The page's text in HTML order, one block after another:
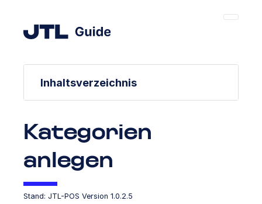
Inhaltsverzeichnis
Kategorien
anlegen
Stand: JTL-POS Version 1.0.2.5